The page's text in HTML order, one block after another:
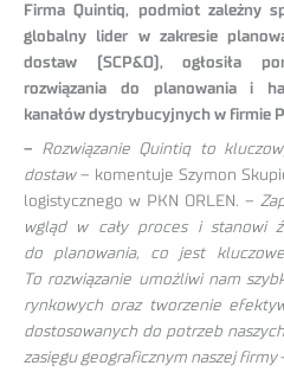
Firma Quintiq, podmiot zależny
globalny lider w zakresie
dostaw (SCP&O), ogłosiła
rozwiązania do planowania i
kanałów dystrybucyjnych w firmie
–
Rozwiązanie Quintiq to
dostaw– komentuje Szymon
logistycznego w PKN ORLEN. –
wgląd w cały proces i stanowi
do planowania, co jest
To rozwiązanie umożliwi nam
rynkowych oraz tworzenie
dostosowanych do potrzeb
zasięgu geograficznym naszej firmy